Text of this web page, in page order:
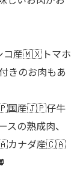
産🇲🇽トマホ
きのお肉もあ
国産🇯🇵仔牛
の熟成肉、
カナダ産🇨🇦